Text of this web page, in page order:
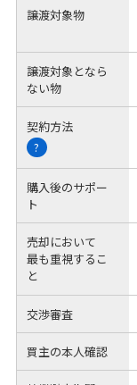
譲渡対象物
譲渡対象となら
ない物
契約方法
?
購入後のサポー
ト
売却において
最も重視するこ
と
交渉審査
買主の本人確認